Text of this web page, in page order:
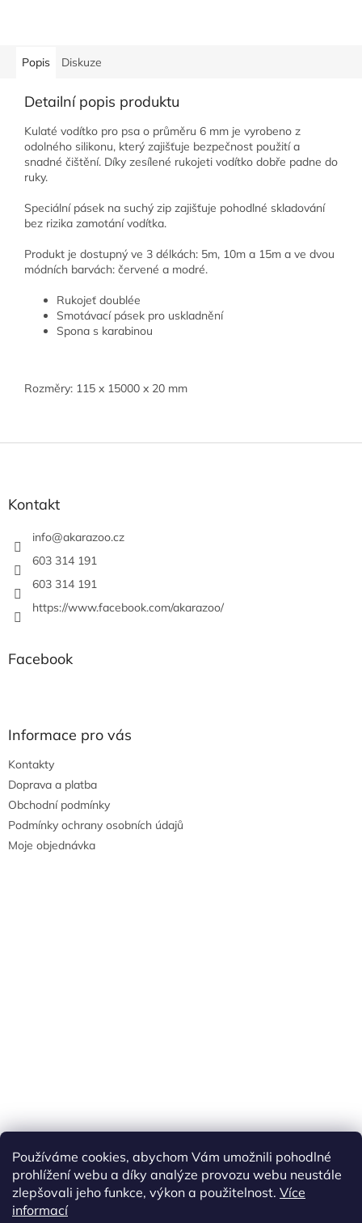
Používáme cookies, abychom Vám umožnili pohodlné
prohlížení webu a díky analýze provozu webu neustále
zlepšovali jeho funkce, výkon a použitelnost. Více
informací
Popis Diskuze
Detailní popis produktu
Kulaté vodítko pro psa o průměru 6 mm je vyrobeno z
odolného silikonu, který zajišťuje bezpečnost použití a
snadné čištění. Díky zesílené rukojeti vodítko dobře padne do
ruky.
Speciální pásek na suchý zip zajišťuje pohodlné skladování
bez rizika zamotání vodítka.
Produkt je dostupný ve 3 délkách: 5m, 10m a 15m a ve dvou
módních barvách: červené a modré.
Rukojeť doublée
Smotávací pásek pro uskladnění
Spona s karabinou
Rozměry: 115 x 15000 x 20 mm
Kontakt
info@akarazoo.cz
603 314 191
603 314 191
https://www.facebook.com/akarazoo/
Facebook
Informace pro vás
Kontakty
Doprava a platba
Obchodní podmínky
Podmínky ochrany osobních údajů
Moje objednávka
Tisíce výdejních míst po celé ČR